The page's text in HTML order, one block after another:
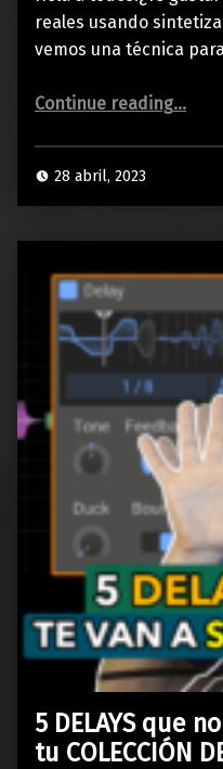
reales usando
vemos una técnica
Continue reading“Recreando
…
28 abril, 2023
5 DELAYS que
tu COLECCIÓN